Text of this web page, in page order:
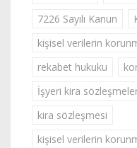
7226 Sayılı Kanun
kişisel verilerin
rekabet hukuku
İşyeri kira
kira sözleşmesi
kişisel verilerin